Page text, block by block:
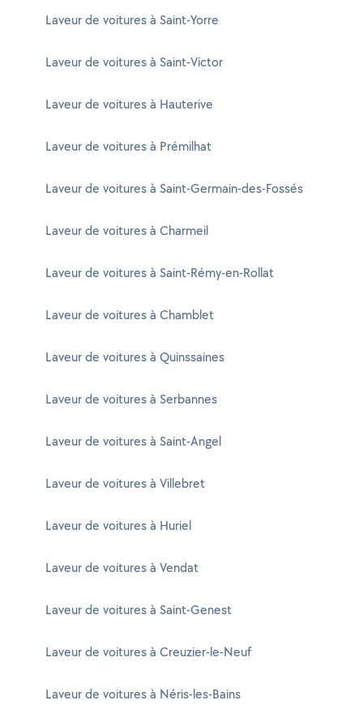
Laveur de voitures à Saint-Yorre
Laveur de voitures à Saint-Victor
Laveur de voitures à Hauterive
Laveur de voitures à Prémilhat
Laveur de voitures à Saint-Germain-des-Fossés
Laveur de voitures à Charmeil
Laveur de voitures à Saint-Rémy-en-Rollat
Laveur de voitures à Chamblet
Laveur de voitures à Quinssaines
Laveur de voitures à Serbannes
Laveur de voitures à Saint-Angel
Laveur de voitures à Villebret
Laveur de voitures à Huriel
Laveur de voitures à Vendat
Laveur de voitures à Saint-Genest
Laveur de voitures à Creuzier-le-Neuf
Laveur de voitures à Néris-les-Bains